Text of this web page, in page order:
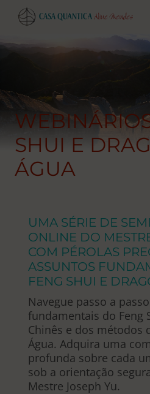
Pular
para
conteúdo
SHUI E
ÁGUA
UMA SÉRIE DE
ONLINE DO
COM PÉROLAS
ASSUNTOS
FENG SHUI E
Navegue passo a
fundamentais do Feng
Chinês e dos métodos
Água. Adquira uma
profunda sobre cada
sob a orientação
Mestre Joseph Yu.